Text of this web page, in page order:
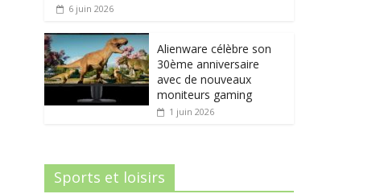
6 juin 2026
Alienware célèbre son
30ème anniversaire
avec de nouveaux
moniteurs gaming
1 juin 2026
Sports et loisirs